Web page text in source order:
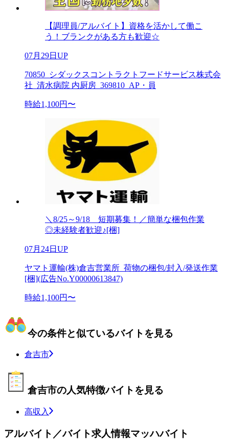
【調理員/アルバイト】資格を活かして働こ
う！ブランクがある方も歓迎☆
07月29日UP
70850_シダックスコントラクトフードサービス株式会
社_清水病院 内厨房_369810_AP・員
時給1,100円〜
＼8/25～9/18 短期募集！／簡単な梱包作業
◎未経験者歓迎♪[梱]
07月24日UP
ヤマト運輸(株)倉吉営業所_荷物の梱包/封入/発送作業
[梱](広告No.Y00000613847)
時給1,100円〜
今の条件と似ているバイトを見る
倉吉市
倉吉市の人気特徴バイトを見る
高収入
アルバイト／バイト求人情報マッハバイト